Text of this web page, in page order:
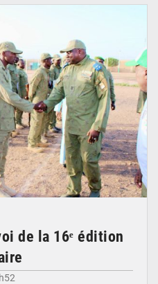
de la 16ᵉ édition